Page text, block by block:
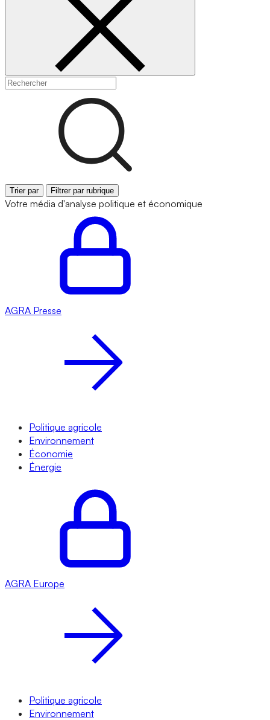
Trier par Filtrer par rubrique
Votre média d'analyse politique et économique
AGRA Presse
Politique agricole
Environnement
Économie
Énergie
AGRA Europe
Politique agricole
Environnement